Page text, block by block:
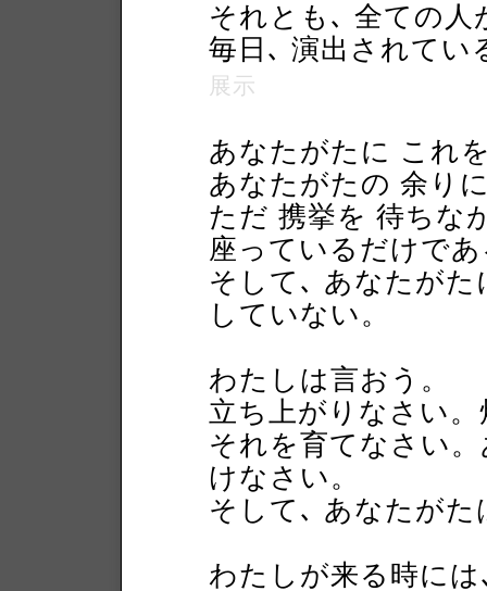
それとも､ 全ての人
毎日､ 演出されて
展示
あなたがたに これ
あなたがたの 余り
ただ 携挙を 待ちな
座っているだけで
そして､ あなたが
していない。
わたしは言おう。
立ち上がりなさい
それを育てなさい
けなさい。
そして､ あなたがた
わたしが来る時に